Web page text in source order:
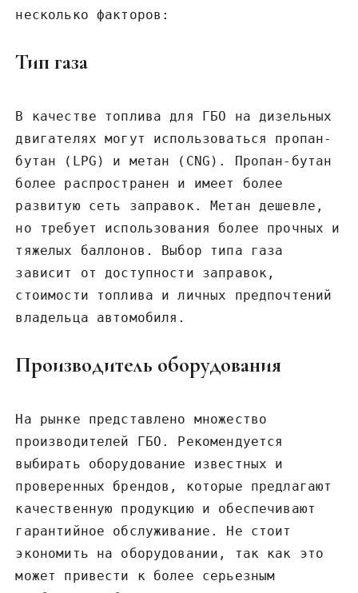
несколько факторов:
Тип газа
В качестве топлива для ГБО на дизельных
двигателях могут использоваться пропан-
бутан (LPG) и метан (CNG). Пропан-бутан
более распространен и имеет более
развитую сеть заправок. Метан дешевле,
но требует использования более прочных и
тяжелых баллонов. Выбор типа газа
зависит от доступности заправок,
стоимости топлива и личных предпочтений
владельца автомобиля.
Производитель оборудования
На рынке представлено множество
производителей ГБО. Рекомендуется
выбирать оборудование известных и
проверенных брендов, которые предлагают
качественную продукцию и обеспечивают
гарантийное обслуживание. Не стоит
экономить на оборудовании, так как это
может привести к более серьезным